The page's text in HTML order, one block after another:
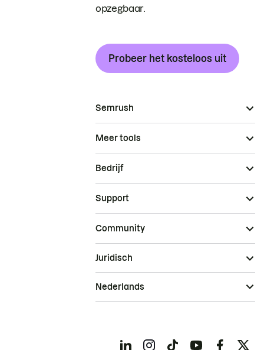
opzegbaar.
Probeer het kosteloos uit
Semrush
Meer tools
Bedrijf
Support
Community
Juridisch
Nederlands